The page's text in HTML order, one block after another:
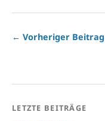
← Vorheriger Beitrag
LETZTE BEITRÄGE